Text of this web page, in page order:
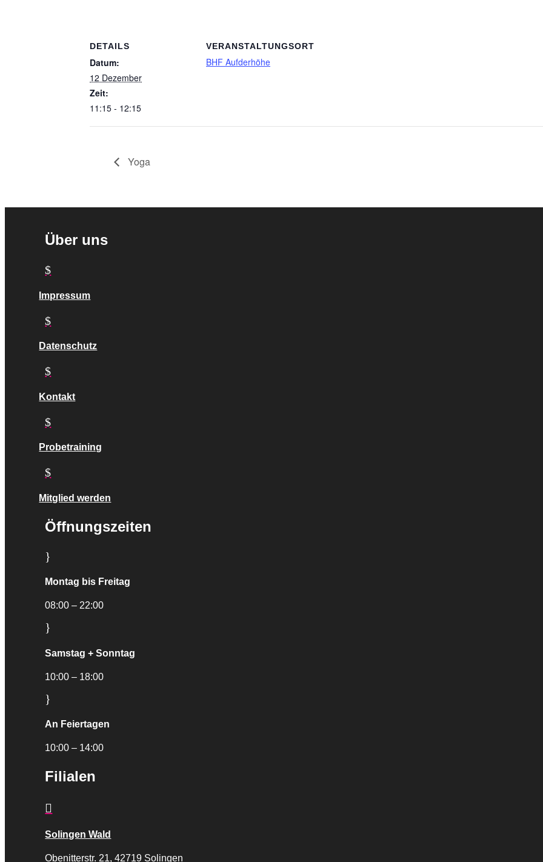
DETAILS
Datum:
12 Dezember
Zeit:
11:15 - 12:15
VERANSTALTUNGSORT
BHF Aufderhöhe
Yoga
Über uns
$
Impressum
$
Datenschutz
$
Kontakt
$
Probetraining
$
Mitglied werden
Öffnungszeiten
}
Montag bis Freitag
08:00 – 22:00
}
Samstag + Sonntag
10:00 – 18:00
}
An Feiertagen
10:00 – 14:00
Filialen

Solingen Wald
Obenitterstr. 21, 42719 Solingen